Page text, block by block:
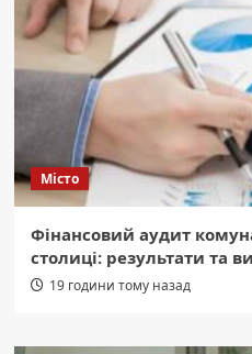
Місто
Фінансовий аудит
столиці: результати та
19 години тому назад